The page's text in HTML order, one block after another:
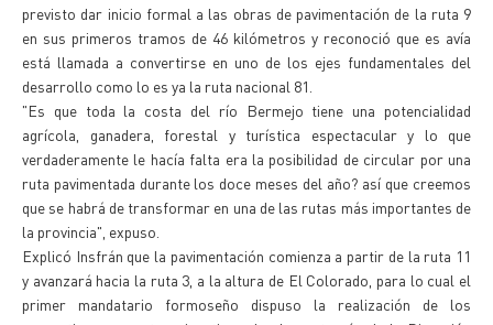
previsto dar inicio formal a las obras de pavimentación de la ruta 9
en sus primeros tramos de 46 kilómetros y reconoció que es avía
está llamada a convertirse en uno de los ejes fundamentales del
desarrollo como lo es ya la ruta nacional 81.
"Es que toda la costa del río Bermejo tiene una potencialidad
agrícola, ganadera, forestal y turística espectacular y lo que
verdaderamente le hacía falta era la posibilidad de circular por una
ruta pavimentada durante los doce meses del año? así que creemos
que se habrá de transformar en una de las rutas más importantes de
la provincia", expuso.
Explicó Insfrán que la pavimentación comienza a partir de la ruta 11
y avanzará hacia la ruta 3, a la altura de El Colorado, para lo cual el
primer mandatario formoseño dispuso la realización de los